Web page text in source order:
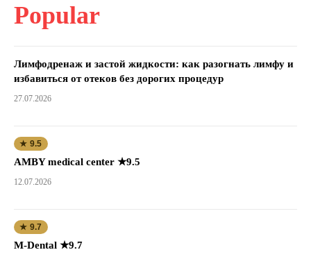
Popular
Лимфодренаж и застой жидкости: как разогнать лимфу и
избавиться от отеков без дорогих процедур
27.07.2026
★ 9.5
AMBY medical center ★9.5
12.07.2026
★ 9.7
M-Dental ★9.7